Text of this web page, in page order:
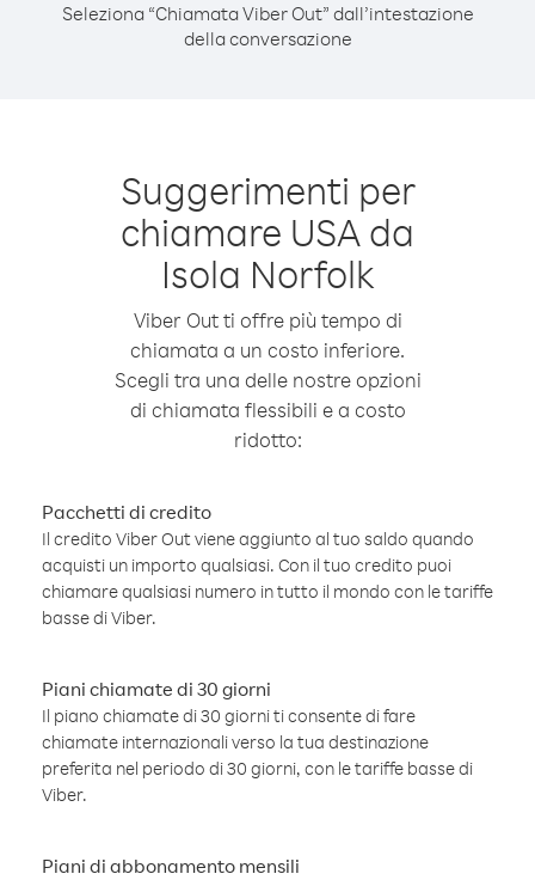
Seleziona “Chiamata Viber Out” dall’intestazione
della conversazione
Suggerimenti per
chiamare USA da
Isola Norfolk
Viber Out ti offre più tempo di
chiamata a un costo inferiore.
Scegli tra una delle nostre opzioni
di chiamata flessibili e a costo
ridotto:
Pacchetti di credito
Il credito Viber Out viene aggiunto al tuo saldo quando
acquisti un importo qualsiasi. Con il tuo credito puoi
chiamare qualsiasi numero in tutto il mondo con le tariffe
basse di Viber.
Piani chiamate di 30 giorni
Il piano chiamate di 30 giorni ti consente di fare
chiamate internazionali verso la tua destinazione
preferita nel periodo di 30 giorni, con le tariffe basse di
Viber.
Piani di abbonamento mensili